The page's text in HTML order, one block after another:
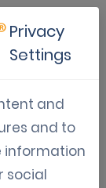
hoe je
mobiele
Privacy
Settings
and
and to
information
social